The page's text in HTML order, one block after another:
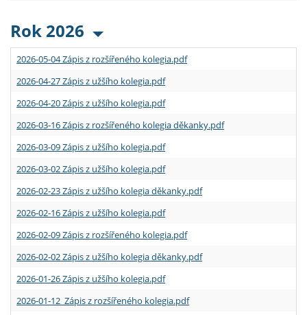
Rok 2026
2026-05-04 Zápis z rozšířeného kolegia.pdf
2026-04-27 Zápis z užšího kolegia.pdf
2026-04-20 Zápis z užšího kolegia.pdf
2026-03-16 Zápis z rozšířeného kolegia děkanky.pdf
2026-03-09 Zápis z užšího kolegia.pdf
2026-03-02 Zápis z užšího kolegia.pdf
2026-02-23 Zápis z užšího kolegia děkanky.pdf
2026-02-16 Zápis z užšího kolegia.pdf
2026-02-09 Zápis z rozšířeného kolegia.pdf
2026-02-02 Zápis z užšího kolegia děkanky.pdf
2026-01-26 Zápis z užšího kolegia.pdf
2026-01-12 Zápis z rozšířeného kolegia.pdf